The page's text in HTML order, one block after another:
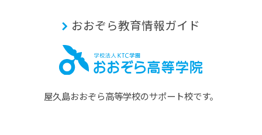
おおぞら教育情報ガイド
屋久島おおぞら⾼等学校のサポート校です。